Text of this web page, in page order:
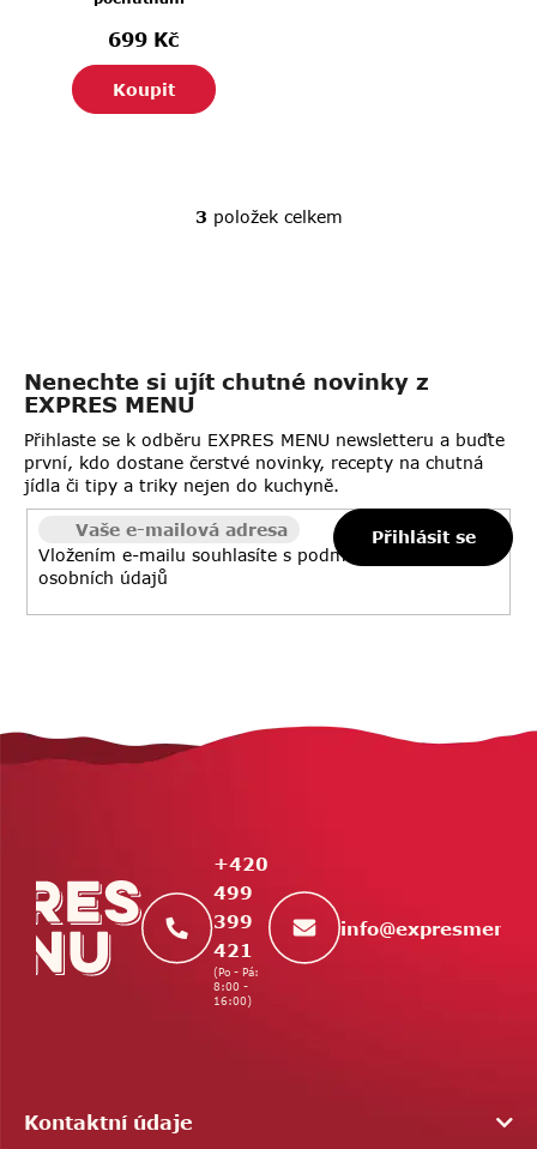
699 Kč
Koupit
O
c
p
r
v
k
y
v
p
3 položek celkem
Nenechte si ujít chutné novinky z
EXPRES MENU
Přihlaste se k odběru EXPRES MENU newsletteru a buďte
první, kdo dostane čerstvé novinky, recepty na chutná
jídla či tipy a triky nejen do kuchyně.
Vložením e-mailu souhlasíte s podmínkami ochrany
osobních údajů
Přihlásit se
Z
á
+420
499
399
421
(Po - Pá:
8:00 -
16:00)
info@
Kontaktní údaje